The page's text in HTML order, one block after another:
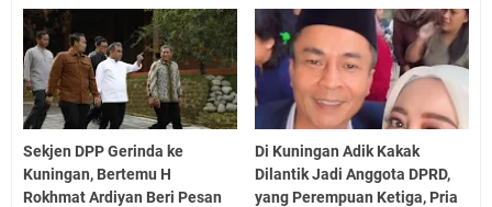
Sekjen DPP Gerinda ke
Kuningan, Bertemu H
Rokhmat Ardiyan Beri Pesan
Di Kuningan Adik Kakak
Dilantik Jadi Anggota DPRD,
yang Perempuan Ketiga, Pria